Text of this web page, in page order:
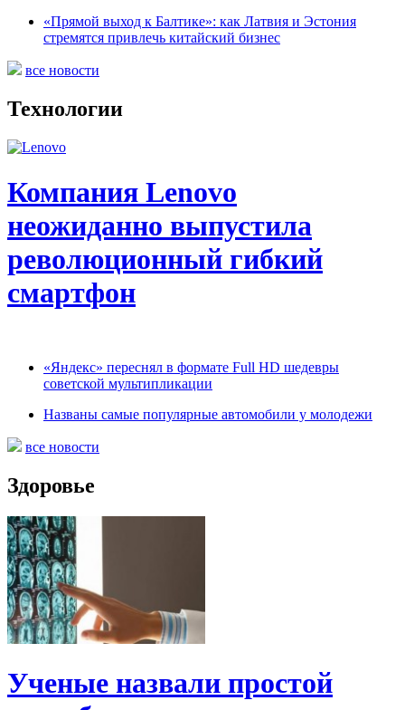
«Прямой выход к Балтике»: как Латвия и Эстония
стремятся привлечь китайский бизнес
все новости
Технологии
Компания Lenovo
неожиданно выпустила
революционный гибкий
смартфон
«Яндекс» переснял в формате Full HD шедевры
советской мультипликации
Названы самые популярные автомобили у молодежи
все новости
Здоровье
Ученые назвали простой